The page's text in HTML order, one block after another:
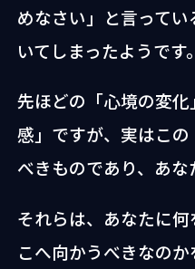
めなさい」と言って
いてしまったようです。
先ほどの「心境の変
感」ですが、実はこ
べきものであり、あな
それらは、あなたに
こへ向かうべきなのか